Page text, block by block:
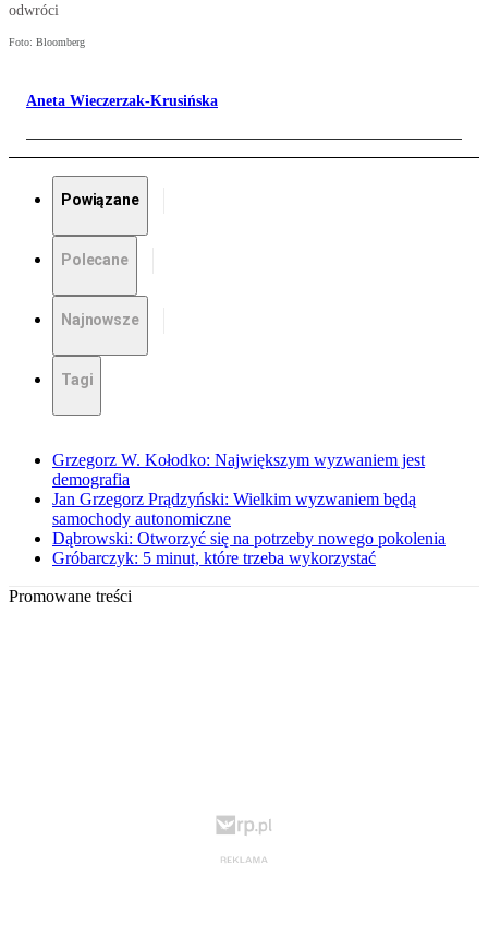
odwróci
Foto: Bloomberg
Aneta Wieczerzak-Krusińska
Powiązane
Polecane
Najnowsze
Tagi
Grzegorz W. Kołodko: Największym wyzwaniem jest
demografia
Jan Grzegorz Prądzyński: Wielkim wyzwaniem będą
samochody autonomiczne
Dąbrowski: Otworzyć się na potrzeby nowego pokolenia
Gróbarczyk: 5 minut, które trzeba wykorzystać
Promowane treści